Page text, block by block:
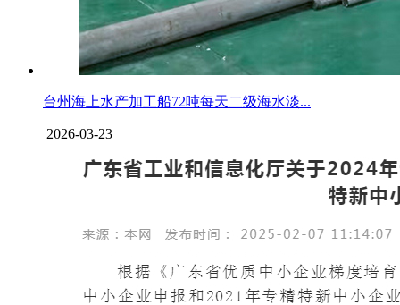
台州海上水产加工船72吨每天二级海水淡...
2026-03-23